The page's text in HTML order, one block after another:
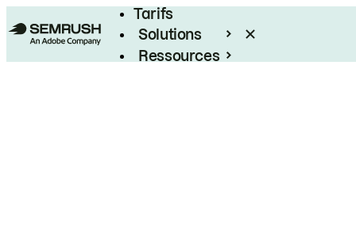
Tarifs
Solutions
Ressources